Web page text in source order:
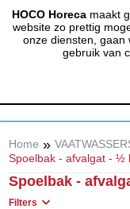
HOCO Horecamaakt
website zo prettig
onze diensten, gaan
gebruik van
(020)
MIJN
Home »
Spoelbak - afvalgat - ½
Spoelbak -
Filters